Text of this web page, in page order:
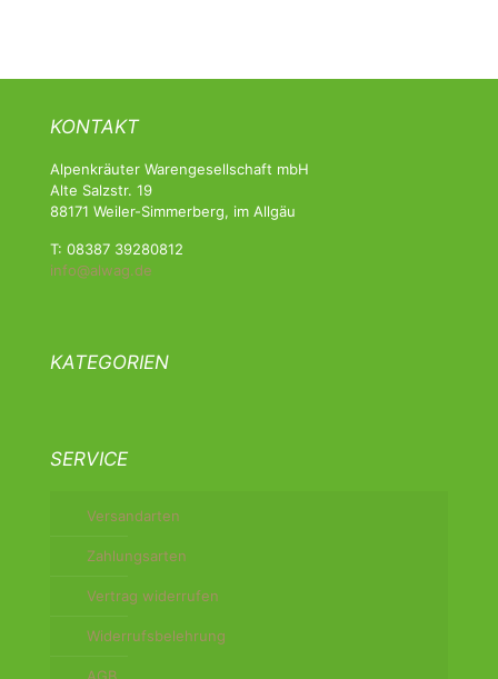
KONTAKT
Alpenkräuter Warengesellschaft mbH
Alte Salzstr. 19
88171 Weiler-Simmerberg, im Allgäu
T: 08387 39280812
info@alwag.de
KATEGORIEN
SERVICE
Versandarten
Zahlungsarten
Vertrag widerrufen
Widerrufsbelehrung